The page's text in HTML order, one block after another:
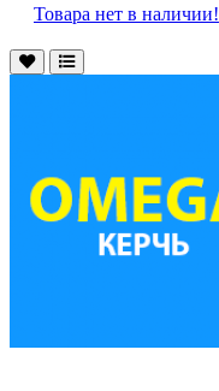
Товара нет в наличии!